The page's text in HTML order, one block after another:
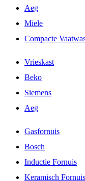
Aeg
Miele
Compacte
Vrieskast
Beko
Siemens
Aeg
Gasfornuis
Bosch
Inductie Fornuis
Keramisch Fornuis